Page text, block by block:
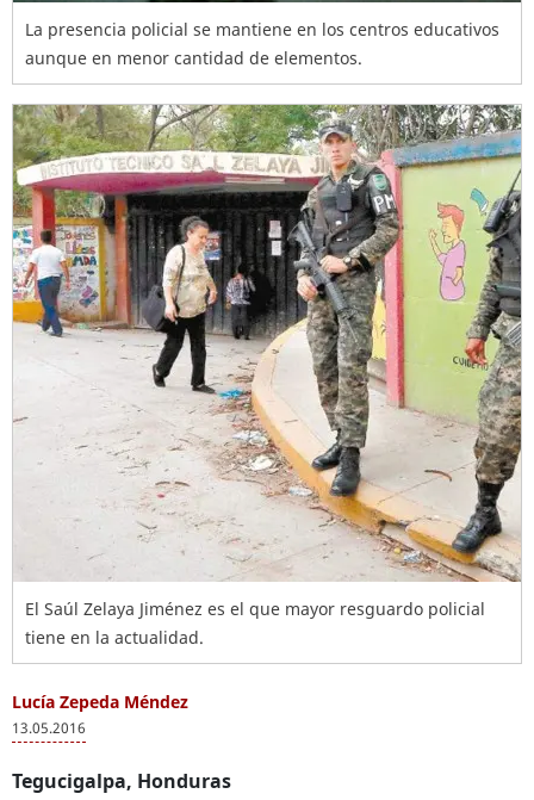
La presencia policial se mantiene en los centros educativos
aunque en menor cantidad de elementos.
El Saúl Zelaya Jiménez es el que mayor resguardo policial
tiene en la actualidad.
Lucía Zepeda Méndez
13.05.2016
Tegucigalpa, Honduras